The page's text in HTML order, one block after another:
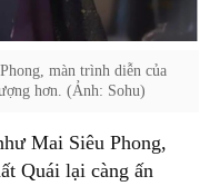
màn trình diễn của
hơn. (Ảnh: Sohu)
Mai Siêu Phong,
Quái lại càng ấn